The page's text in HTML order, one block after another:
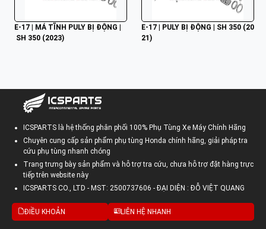
E-17 | MÁ TĨNH PULY BỊ ĐỘNG |
SH 350 (2023)
E-17 | PULY BỊ ĐỘNG | SH 350 (20
21)
ICSPARTS là hệ thống phân phối 100% Phụ Tùng Xe Máy Chính Hãng
Chuyên cung cấp sản phẩm phụ tùng Honda chính hãng, giải pháp tra
cứu phụ tùng nhanh chóng
Trang trưng bày sản phẩm và hỗ trợ tra cứu, chưa hỗ trợ đặt hàng trực
tiếp trên website này
ICSPARTS CO., LTD - MST: 2500737606 - ĐẠI DIỆN : ĐỖ VIỆT QUANG
ĐIỀU KHOẢN LIÊN HỆ NHANH